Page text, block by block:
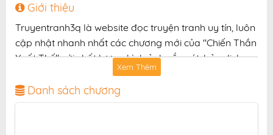
Giới thiệu
Truyentranh3q là website đọc truyện tranh uy tín, luôn
cập nhật nhanh nhất các chương mới của "Chiến Thần
Xuất Thế" với chất lượng hình ảnh sắc nét, bản dịch
chuẩn và giao diện thân thiện, mang đến trải nghiệm
đọc truyện hấp dẫn, tiện lợi, hoàn toàn miễn phí cho
độc giả yêu thích truyện tranh online.
Xem Thêm
Danh sách chương